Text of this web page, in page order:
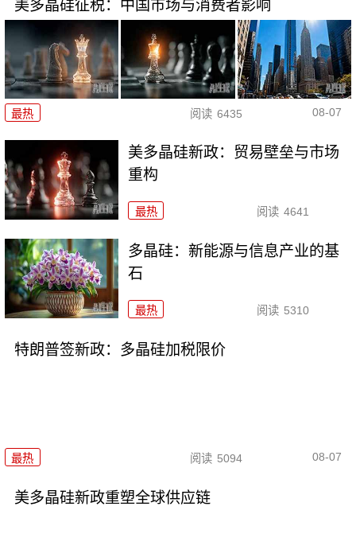
美多晶硅征税：中国市场与消费者影响
最热 阅读 6435 08-07
美多晶硅新政：贸易壁垒与市场
重构
最热 阅读 4641
多晶硅：新能源与信息产业的基
石
最热 阅读 5310
特朗普签新政：多晶硅加税限价
最热 阅读 5094 08-07
美多晶硅新政重塑全球供应链